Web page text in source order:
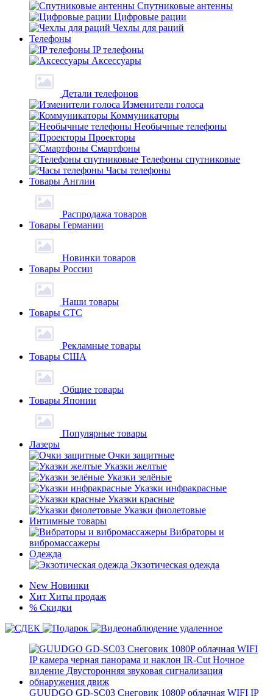
Спутниковые антенны
Цифровые рации
Чехлы для раций
Телефоны
IP телефоны
Аксессуары
Детали телефонов
Изменители голоса
Коммуникаторы
Необычные телефоны
Проекторы
Смартфоны
Телефоны спутниковые
Часы телефоны
Товары Англии
Распродажа товаров
Товары Германии
Новинки товаров
Товары России
Наши товары
Товары СТС
Рекламные товары
Товары США
Общие товары
Товары Японии
Популярные товары
Лазеры
Очки защитные
Указки желтые
Указки зелёные
Указки инфракрасные
Указки красные
Указки фиолетовые
Интимные товары
Вибраторы и
вибромассажеры
Одежда
Экзотическая одежда
New Новинки
Хит Хиты продаж
% Скидки
GUUDGO GD-SC03 Снеговик 1080P облачная WIFI IP